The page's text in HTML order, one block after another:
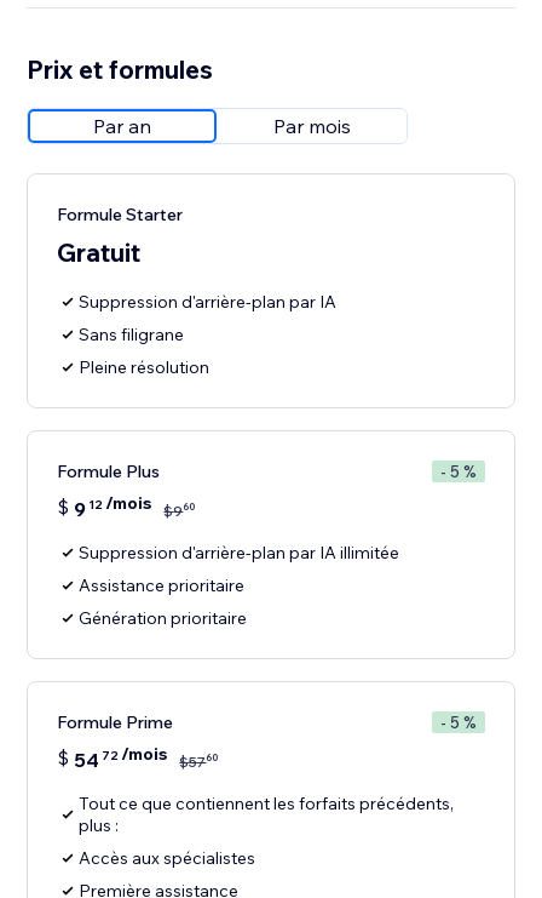
Prix et formules
Par an Par mois
Formule Starter
Gratuit
Suppression d'arrière-plan par IA
Sans filigrane
Pleine résolution
Formule Plus - 5 %
$ 9 12/mois $960
Suppression d'arrière-plan par IA illimitée
Assistance prioritaire
Génération prioritaire
Formule Prime - 5 %
$ 54 72/mois $5760
Tout ce que contiennent les forfaits précédents,
plus :
Accès aux spécialistes
Première assistance